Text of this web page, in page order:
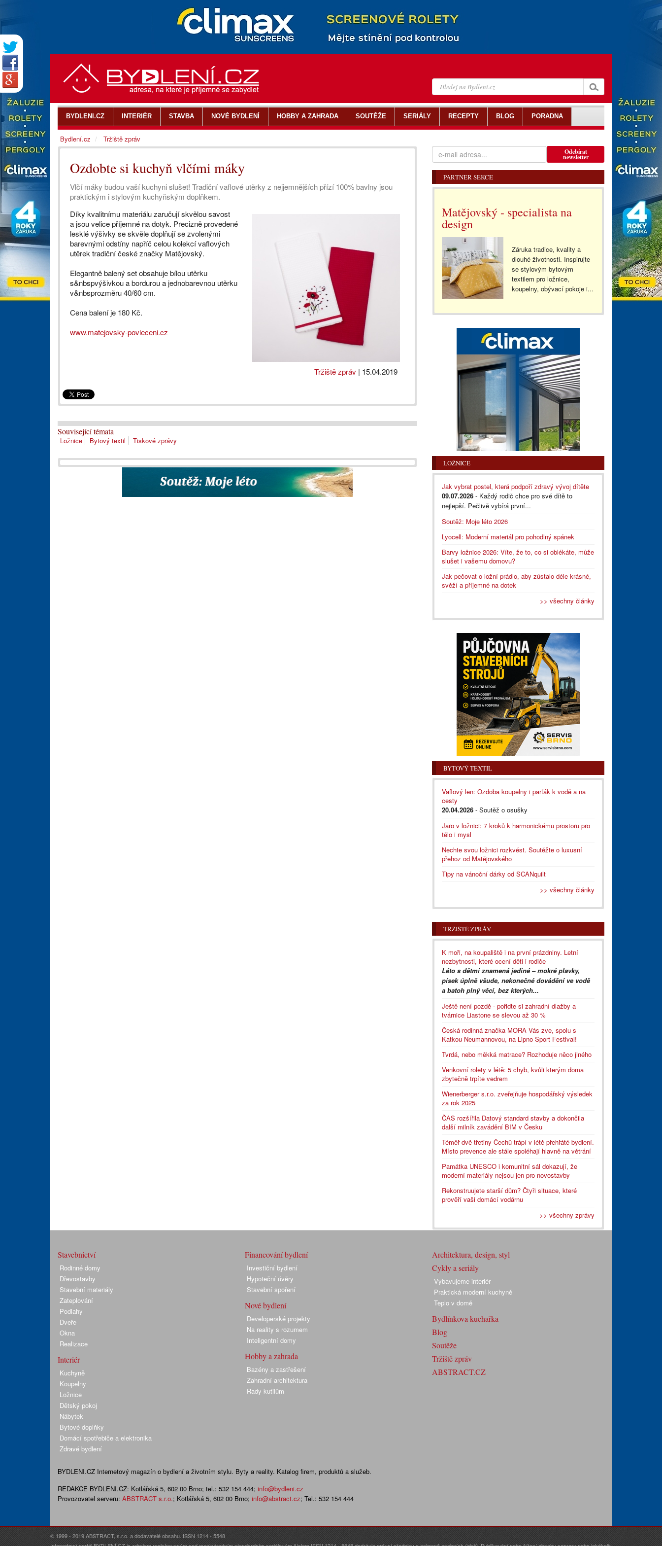
Ozdobte si kuchyň vlčími máky
Vlčí máky budou vaší kuchyni slušet! Tradiční vaflové utěrky z nejjemnějších přízí 100% bavlny jsou
praktickým i stylovým kuchyňským doplňkem.
Díky kvalitnímu materiálu zaručují skvělou savost
a jsou velice příjemné na dotyk. Precizně provedené
lesklé výšivky se skvěle doplňují se zvolenými
barevnými odstíny napříč celou kolekcí vaflových
utěrek tradiční české značky Matějovský.
Elegantně balený set obsahuje bílou utěrku
s&nbspvýšivkou a bordurou a jednobarevnou utěrku
v&nbsprozměru 40/60 cm.
Cena balení je 180 Kč.
www.matejovsky-povleceni.cz
Tržiště zpráv | 15.04.2019
Související témata
Ložnice Bytový textil Tiskové zprávy
Odebírat
newsletter
PARTNER SEKCE
Matějovský - specialista na
design
Záruka tradice, kvality a
dlouhé životnosti. Inspirujte
se stylovým bytovým
textilem pro ložnice,
koupelny, obývací pokoje i...
LOŽNICE
Jak vybrat postel, která podpoří zdravý vývoj dítěte
09.07.2026 - Každý rodič chce pro své dítě to
nejlepší. Pečlivě vybírá první...
Soutěž: Moje léto 2026
Lyocell: Moderní materiál pro pohodlný spánek
Barvy ložnice 2026: Víte, že to, co si oblékáte, může
slušet i vašemu domovu?
Jak pečovat o ložní prádlo, aby zůstalo déle krásné,
svěží a příjemné na dotek
>> všechny články
BYTOVÝ TEXTIL
Vaflový len: Ozdoba koupelny i parťák k vodě a na
cesty
20.04.2026 - Soutěž o osušky
Jaro v ložnici: 7 kroků k harmonickému prostoru pro
tělo i mysl
Nechte svou ložnici rozkvést. Soutěžte o luxusní
přehoz od Matějovského
Tipy na vánoční dárky od SCANquilt
>> všechny články
TRŽIŠTĚ ZPRÁV
K moři, na koupaliště i na první prázdniny. Letní
nezbytnosti, které ocení děti i rodiče
Léto s dětmi znamená jediné – mokré plavky,
písek úplně všude, nekonečné dovádění ve vodě
a batoh plný věcí, bez kterých...
Ještě není pozdě - pořiďte si zahradní dlažby a
tvárnice Liastone se slevou až 30 %
Česká rodinná značka MORA Vás zve, spolu s
Katkou Neumannovou, na Lipno Sport Festival!
Tvrdá, nebo měkká matrace? Rozhoduje něco jiného
Venkovní rolety v létě: 5 chyb, kvůli kterým doma
zbytečně trpíte vedrem
Wienerberger s.r.o. zveřejňuje hospodářský výsledek
za rok 2025
ČAS rozšířila Datový standard stavby a dokončila
další milník zavádění BIM v Česku
Téměř dvě třetiny Čechů trápí v létě přehřáté bydlení.
Místo prevence ale stále spoléhají hlavně na větrání
Památka UNESCO i komunitní sál dokazují, že
moderní materiály nejsou jen pro novostavby
Rekonstruujete starší dům? Čtyři situace, které
prověří vaši domácí vodárnu
>> všechny zprávy
BYDLENI.CZ INTERIÉR STAVBA NOVÉ BYDLENÍ HOBBY A ZAHRADA SOUTĚŽE SERIÁLY RECEPTY BLOG PORADNA
Bydlení.cz Tržiště zpráv
Stavebnictví
Rodinné domy
Dřevostavby
Stavební materiály
Zateplování
Podlahy
Dveře
Okna
Realizace
Interiér
Kuchyně
Koupelny
Ložnice
Dětský pokoj
Nábytek
Bytové doplňky
Domácí spotřebiče a elektronika
Zdravé bydlení
Financování bydlení
Investiční bydlení
Hypoteční úvěry
Stavební spoření
Nové bydlení
Developerské projekty
Na reality s rozumem
Inteligentní domy
Hobby a zahrada
Bazény a zastřešení
Zahradní architektura
Rady kutilům
Architektura, design, styl
Cykly a seriály
Vybavujeme interiér
Praktická moderní kuchyně
Teplo v domě
Bydlínkova kuchařka
Blog
Soutěže
Tržiště zpráv
ABSTRACT.CZ
BYDLENI.CZ Internetový magazín o bydlení a životním stylu. Byty a reality. Katalog firem, produktů a služeb.
REDAKCE BYDLENI.CZ: Kotlářská 5, 602 00 Brno; tel.: 532 154 444; info@bydleni.cz
Provozovatel serveru: ABSTRACT s.r.o.; Kotlářská 5, 602 00 Brno; info@abstract.cz; Tel.: 532 154 444
© 1999 - 2019 ABSTRACT, s.r.o. a dodavatelé obsahu. ISSN 1214 - 5548